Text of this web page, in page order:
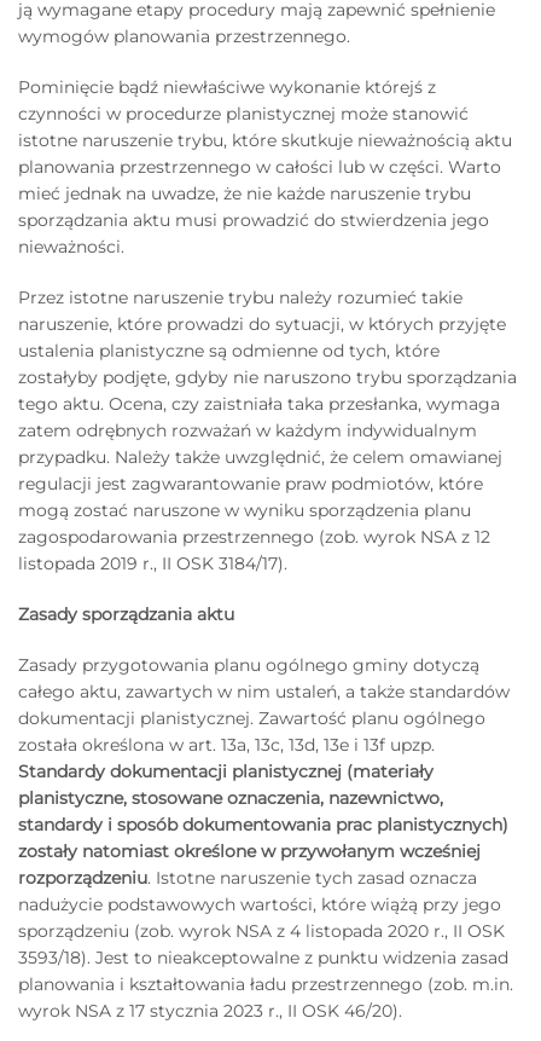
ją wymagane etapy procedury mają zapewnić spełnienie
wymogów planowania przestrzennego.
Pominięcie bądź niewłaściwe wykonanie którejś z
czynności w procedurze planistycznej może stanowić
istotne naruszenie trybu, które skutkuje nieważnością aktu
planowania przestrzennego w całości lub w części. Warto
mieć jednak na uwadze, że nie każde naruszenie trybu
sporządzania aktu musi prowadzić do stwierdzenia jego
nieważności.
Przez istotne naruszenie trybu należy rozumieć takie
naruszenie, które prowadzi do sytuacji, w których przyjęte
ustalenia planistyczne są odmienne od tych, które
zostałyby podjęte, gdyby nie naruszono trybu sporządzania
tego aktu. Ocena, czy zaistniała taka przesłanka, wymaga
zatem odrębnych rozważań w każdym indywidualnym
przypadku. Należy także uwzględnić, że celem omawianej
regulacji jest zagwarantowanie praw podmiotów, które
mogą zostać naruszone w wyniku sporządzenia planu
zagospodarowania przestrzennego (zob. wyrok NSA z 12
listopada 2019 r., II OSK 3184/17).
Zasady sporządzania aktu
Zasady przygotowania planu ogólnego gminy dotyczą
całego aktu, zawartych w nim ustaleń, a także standardów
dokumentacji planistycznej. Zawartość planu ogólnego
została określona w art. 13a, 13c, 13d, 13e i 13f upzp.
Standardy dokumentacji planistycznej (materiały
planistyczne, stosowane oznaczenia, nazewnictwo,
standardy i sposób dokumentowania prac planistycznych)
zostały natomiast określone w przywołanym wcześniej
rozporządzeniu. Istotne naruszenie tych zasad oznacza
nadużycie podstawowych wartości, które wiążą przy jego
sporządzeniu (zob. wyrok NSA z 4 listopada 2020 r., II OSK
3593/18). Jest to nieakceptowalne z punktu widzenia zasad
planowania i kształtowania ładu przestrzennego (zob. m.in.
wyrok NSA z 17 stycznia 2023 r., II OSK 46/20).